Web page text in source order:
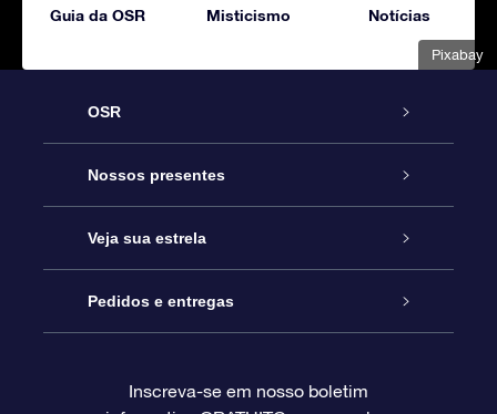
Pixabay
Guia da OSR Misticismo Notícias
OSR
Serviço
Entre em contato conosco
Blog
Nossos presentes
Presente estrelar on-line
Pacote de presente da OSR
Veja sua estrela
Star Register
Pedidos e entregas
Inscreva-se em nosso boletim